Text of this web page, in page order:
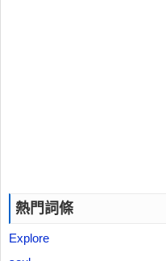
熱門詞條
Explore